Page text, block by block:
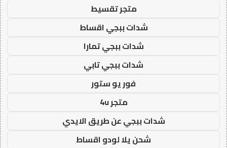
متجر تقسيط
شدات ببجي اقساط
شدات ببجي تمارا
شدات ببجي تابي
فور يو ستور
متجر 4u
شدات ببجي عن طريق الايدي
شحن يلا لودو اقساط